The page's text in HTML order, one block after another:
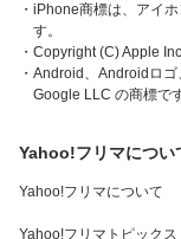
・iPhone商標は、アイ
す。
・Copyright (C) Apple
・Android、Androidロ
Google LLC の商標です
Yahoo!フリマについ
Yahoo!フリマについて
Yahoo!フリマトピックス